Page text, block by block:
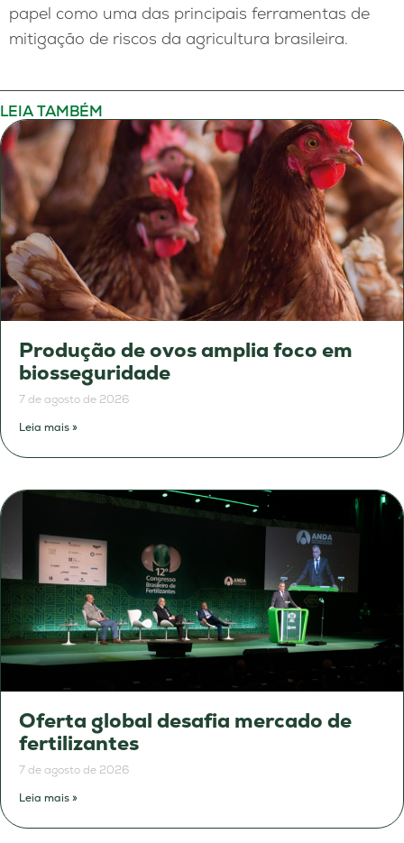
papel como uma das principais ferramentas de
mitigação de riscos da agricultura brasileira.
LEIA TAMBÉM
Produção de ovos amplia foco em
biosseguridade
7 de agosto de 2026
Leia mais »
Oferta global desafia mercado de
fertilizantes
7 de agosto de 2026
Leia mais »